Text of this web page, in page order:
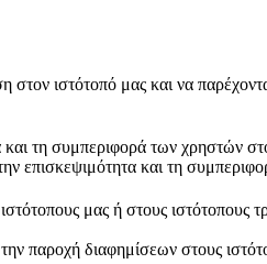
στον ιστότοπό μας και να
τη συμπεριφορά των χρηστών
επισκεψιμότητα και τη
μας ή στους ιστότοπους
παροχή διαφημίσεων στους